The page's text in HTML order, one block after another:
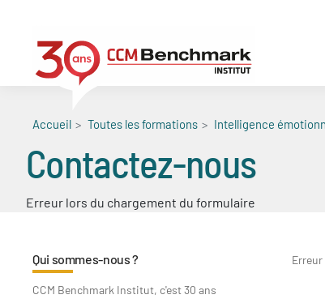
contenu
principal
Accueil Toutes les formations Intelligence
Contactez-nous
Erreur lors du chargement du formulaire
Qui sommes-nous ?
CCM Benchmark Institut, c'est 30 ans